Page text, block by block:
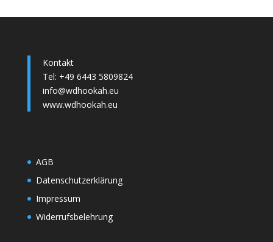
Kontakt
Tel: +49 6443 5809824
info@wdhookah.eu
www.wdhookah.eu
AGB
Datenschutzerklärung
Impressum
Widerrufsbelehrung